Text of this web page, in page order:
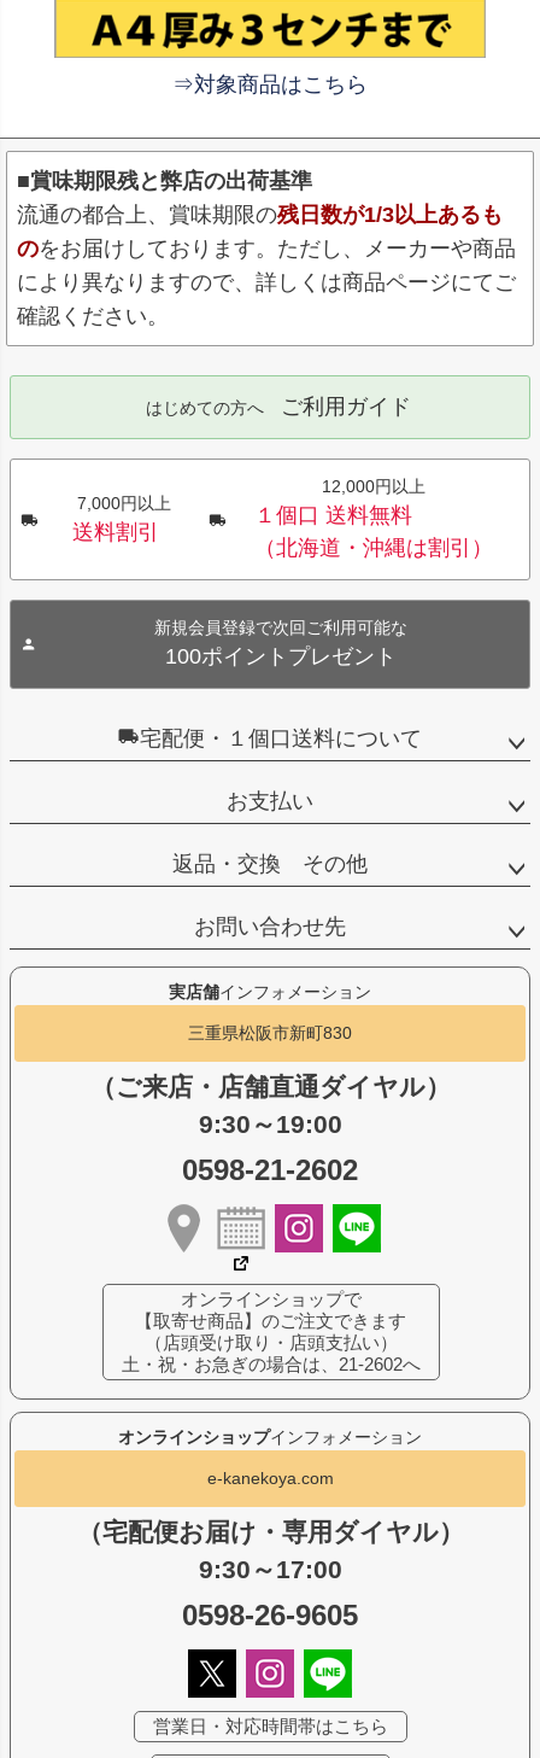
⇒対象商品はこちら
■賞味期限残と弊店の出荷基準
流通の都合上、賞味期限の残日数が1/3以上あるも
のをお届けしております。ただし、メーカーや商品
により異なりますので、詳しくは商品ページにてご
確認ください。
はじめての方へ ご利用ガイド
7,000円以上
送料割引
12,000円以上
１個口 送料無料
（北海道・沖縄は割引）
新規会員登録で次回ご利用可能な
100ポイントプレゼント
宅配便・１個口送料について
お支払い
返品・交換 その他
お問い合わせ先
オンラインショップインフォメーション
e-kanekoya.com
（宅配便お届け・専用ダイヤル）
9:30～17:00
0598-26-9605
営業日・対応時間帯はこちら
実店舗インフォメーション
三重県松阪市新町830
（ご来店・店舗直通ダイヤル）
9:30～19:00
0598-21-2602
オンラインショップで
【取寄せ商品】のご注文できます
（店頭受け取り・店頭支払い）
土・祝・お急ぎの場合は、21-2602へ